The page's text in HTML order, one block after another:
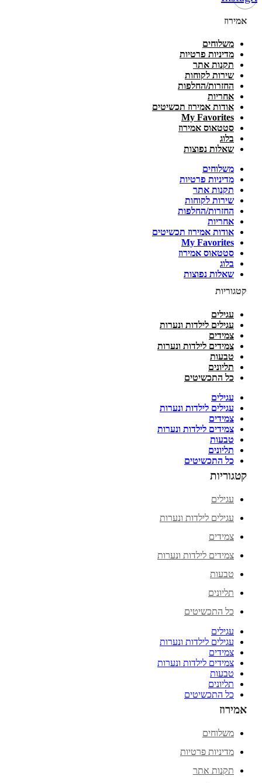
אמירוז
משלוחים
מדיניות פרטיות
תקנות אתר
שירות לקוחות
החזרות/החלפות
אחריות
אודות אמירוז תכשיטים
My Favorites
סטטאוס אמירוז
בלוג
שאלות נפוצות
משלוחים
מדיניות פרטיות
תקנות אתר
שירות לקוחות
החזרות/החלפות
אחריות
אודות אמירוז תכשיטים
My Favorites
סטטאוס אמירוז
בלוג
שאלות נפוצות
קטגוריות
עגילים
עגילים לילדות ונערות
צמידים
צמידים לילדות ונערות
טבעות
תליונים
כל התכשיטים
עגילים
עגילים לילדות ונערות
צמידים
צמידים לילדות ונערות
טבעות
תליונים
כל התכשיטים
קטגוריות
עגילים
עגילים לילדות ונערות
צמידים
צמידים לילדות ונערות
טבעות
תליונים
כל התכשיטים
עגילים
עגילים לילדות ונערות
צמידים
צמידים לילדות ונערות
טבעות
תליונים
כל התכשיטים
אמירוז
משלוחים
מדיניות פרטיות
תקנות אתר